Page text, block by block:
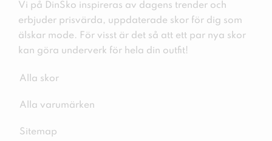
Vi på DinSko inspireras av dagens trender och
erbjuder prisvärda, uppdaterade skor för dig som
älskar mode. För visst är det så att ett par nya skor
kan göra underverk för hela din outfit!
Alla skor
Alla varumärken
Sitemap